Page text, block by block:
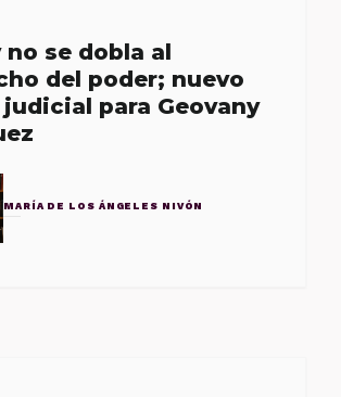
no se dobla al
del poder; nuevo
judicial para Geovany
MARÍA DE LOS ÁNGELES NIVÓN